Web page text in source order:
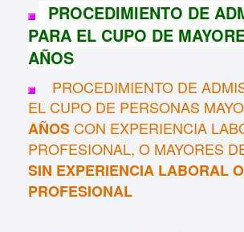
PROCEDIMIENTO DE
PARA EL CUPO DE
AÑOS
PROCEDIMIENTO DE
EL CUPO DE PERSONAS
AÑOSCON EXPERIENCIA
PROFESIONAL, O MAYORES
SIN EXPERIENCIA LABORAL O
PROFESIONAL